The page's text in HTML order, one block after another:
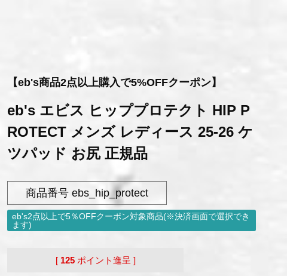
【eb's商品2点以上購入で5%OFFクーポン】
eb's エビス ヒッププロテクト HIP P
ROTECT メンズ レディース 25-26 ケ
ツパッド お尻 正規品
商品番号 ebs_hip_protect
eb's2点以上で5％OFFクーポン対象商品(※決済画面で選択でき
ます)
[ 125 ポイント進呈 ]